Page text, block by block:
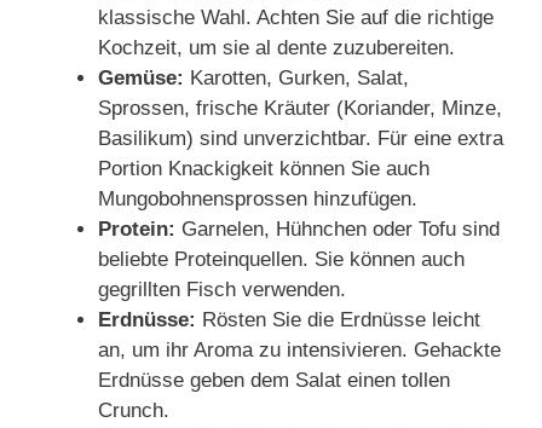
klassische Wahl. Achten Sie auf die richtige
Kochzeit, um sie al dente zuzubereiten.
Gemüse: Karotten, Gurken, Salat,
Sprossen, frische Kräuter (Koriander, Minze,
Basilikum) sind unverzichtbar. Für eine extra
Portion Knackigkeit können Sie auch
Mungobohnensprossen hinzufügen.
Protein: Garnelen, Hühnchen oder Tofu sind
beliebte Proteinquellen. Sie können auch
gegrillten Fisch verwenden.
Erdnüsse: Rösten Sie die Erdnüsse leicht
an, um ihr Aroma zu intensivieren. Gehackte
Erdnüsse geben dem Salat einen tollen
Crunch.